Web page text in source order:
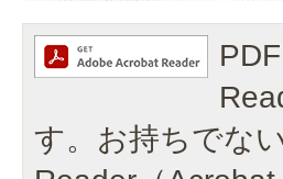
す。お持ちでな